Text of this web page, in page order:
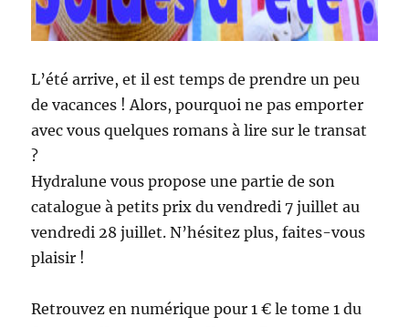
L’été arrive, et il est temps de prendre un peu
de vacances ! Alors, pourquoi ne pas emporter
avec vous quelques romans à lire sur le transat
?
Hydralune vous propose une partie de son
catalogue à petits prix du vendredi 7 juillet au
vendredi 28 juillet. N’hésitez plus, faites-vous
plaisir !
Retrouvez en numérique pour 1 € le tome 1 du